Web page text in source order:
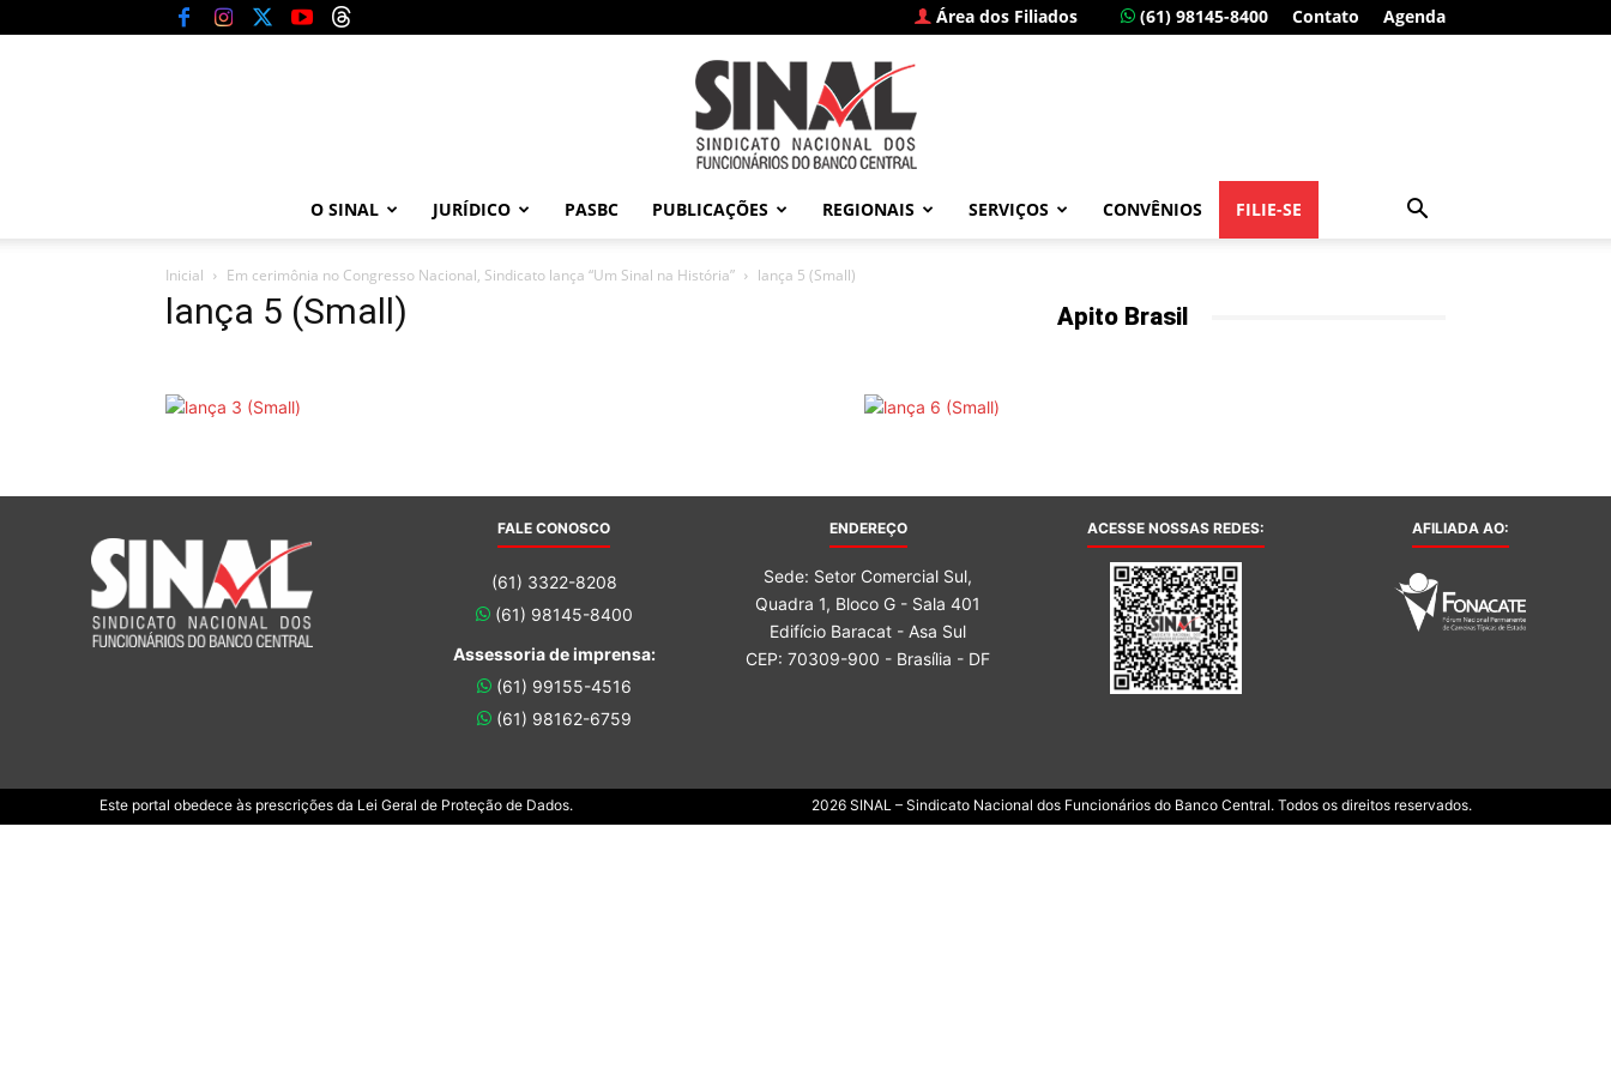
Área dos Filiados (61) 98145-8400 Contato Agenda
O SINAL JURÍDICO PASBC PUBLICAÇÕES REGIONAIS SERVIÇOS CONVÊNIOS FILIE-SE
Inicial Em cerimônia no Congresso Nacional, Sindicato lança “Um Sinal na História” lança 5 (Small)
lança 5 (Small) Apito Brasil
FALE CONOSCO
(61) 3322-8208
(61) 98145-8400
Assessoria de imprensa:
(61) 99155-4516
(61) 98162-6759
ENDEREÇO
Sede: Setor Comercial Sul,
Quadra 1, Bloco G - Sala 401
Edifício Baracat - Asa Sul
CEP: 70309-900 - Brasília - DF
ACESSE NOSSAS REDES: AFILIADA AO:
Este portal obedece às prescrições da Lei Geral de Proteção de Dados. 2026 SINAL – Sindicato Nacional dos Funcionários do Banco Central. Todos os direitos reservados.